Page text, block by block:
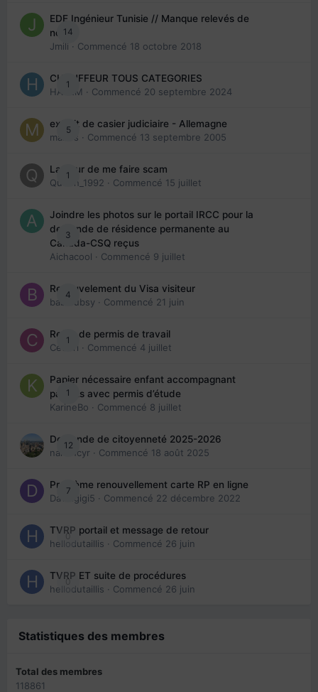
14
EDE Ingénieur Tunisie // Manque relevés de
note
Jmili · Commencé 18 octobre 2018
1
CHAUFFEUR TOUS CATEGORIES
HAZEM · Commencé 20 septembre 2024
5
extrait de casier judiciaire - Allemagne
maries · Commencé 13 septembre 2005
1
La peur de me faire scam
Queen_1992 · Commencé 15 juillet
3
Joindre les photos sur le portail IRCC pour la
demande de résidence permanente au
Canada-CSQ reçus
Aichacool · Commencé 9 juillet
4
Renouvelement du Visa visiteur
babibubsy · Commencé 21 juin
1
Refus de permis de travail
Cedbri · Commencé 4 juillet
1
Papier nécessaire enfant accompagnant
parents avec permis d’étude
KarineBo · Commencé 8 juillet
12
Demande de citoyenneté 2025-2026
nanancyr · Commencé 18 août 2025
7
Problème renouvellement carte RP en ligne
Davidgigi5 · Commencé 22 décembre 2022
0
TVRP portail et message de retour
hellodutaillis · Commencé 26 juin
0
TVRP ET suite de procédures
hellodutaillis · Commencé 26 juin
Statistiques des membres
Total des membres
118861